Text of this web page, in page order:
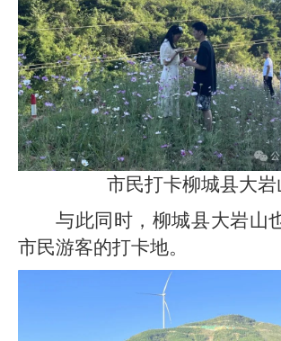
市民打卡柳城县大
与此同时，柳城县大岩山
市民游客的打卡地。